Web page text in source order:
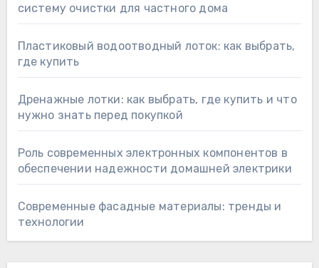
систему очистки для частного дома
Пластиковый водоотводный лоток: как выбрать,
где купить
Дренажные лотки: как выбрать, где купить и что
нужно знать перед покупкой
Роль современных электронных компонентов в
обеспечении надежности домашней электрики
Современные фасадные материалы: тренды и
технологии